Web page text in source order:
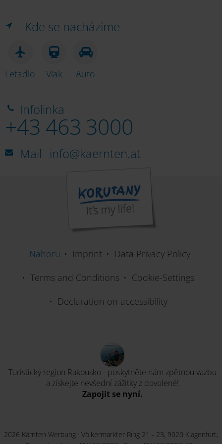
Terra Mystica
Kde se nacházíme
Letadlo Vlak Auto
Infolinka
+43 463 3000
Mail info@kaernten.at
Nahoru Imprint
Data Privacy Policy
Terms and Conditions
Cookie-Settings
Declaration on accessibility
Turistický region Rakousko - poskytněte nám zpětnou vazbu
a získejte nevšední zážitky z dovolené!
Zapojit se nyní.
2026 Kärnten Werbung · Völkermarkter Ring 21 - 23, 9020 Klagenfurt,